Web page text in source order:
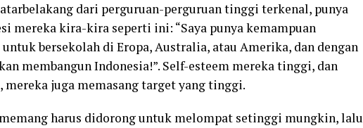
dari perguruan-perguruan tinggi terkenal, punya
mereka kira-kira seperti ini: “Saya punya kemampuan
bersekolah di Eropa, Australia, atau Amerika, dan dengan
membangun Indonesia!”. Self-esteem mereka tinggi, dan
juga memasang target yang tinggi.
harus didorong untuk melompat setinggi mungkin, lalu